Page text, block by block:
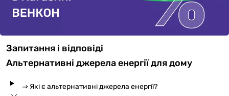
Запитання і відповіді
Альтернативні джерела енергії для дому
⇒ Які є альтернативні джерела енергії?